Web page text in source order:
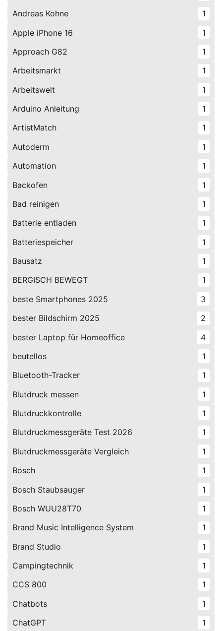
Andreas Kohne
1
Apple iPhone 16
1
Approach G82
1
Arbeitsmarkt
1
Arbeitswelt
1
Arduino Anleitung
1
ArtistMatch
1
Autoderm
1
Automation
1
Backofen
1
Bad reinigen
1
Batterie entladen
1
Batteriespeicher
1
Bausatz
1
BERGISCH BEWEGT
1
beste Smartphones 2025
3
bester Bildschirm 2025
2
bester Laptop für Homeoffice
4
beutellos
1
Bluetooth-Tracker
1
Blutdruck messen
1
Blutdruckkontrolle
1
Blutdruckmessgeräte Test 2026
1
Blutdruckmessgeräte Vergleich
1
Bosch
1
Bosch Staubsauger
1
Bosch WUU28T70
1
Brand Music Intelligence System
1
Brand Studio
1
Campingtechnik
1
CCS 800
1
Chatbots
1
ChatGPT
1